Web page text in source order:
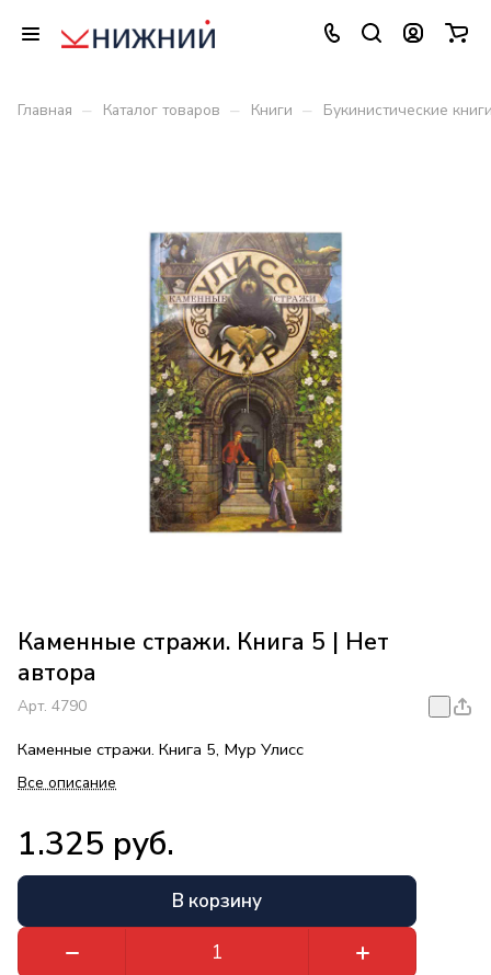
Главная – Каталог товаров – Книги – Букинистические
Каменные стражи. Книга 5 | Нет
автора
Арт. 4790
Каменные стражи. Книга 5, Мур Улисс
Все описание
1.325 руб.
В корзину